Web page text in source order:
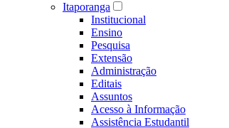
Itaporanga
Institucional
Ensino
Pesquisa
Extensão
Administração
Editais
Assuntos
Acesso à Informação
Assistência Estudantil